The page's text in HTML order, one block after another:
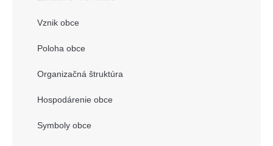
Vznik obce
Poloha obce
Organizačná štruktúra
Hospodárenie obce
Symboly obce